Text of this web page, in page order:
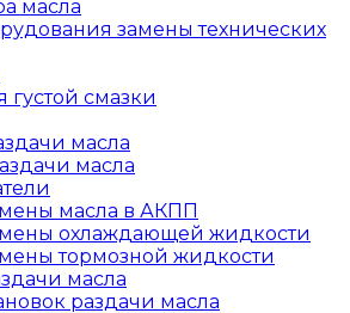
масла
замены технических
смазки
масла
масла
масла в АКПП
охлаждающей жидкости
тормозной жидкости
масла
раздачи масла